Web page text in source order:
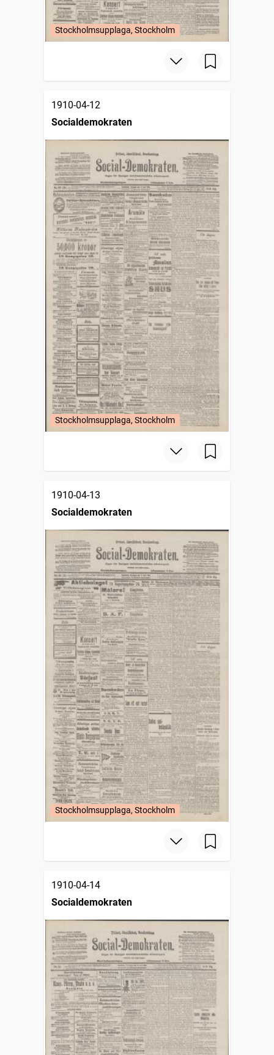
Stockholmsupplaga, Stockholm
1910-04-12
Socialdemokraten
Stockholmsupplaga, Stockholm
1910-04-13
Socialdemokraten
Stockholmsupplaga, Stockholm
1910-04-14
Socialdemokraten